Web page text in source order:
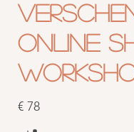
Online
€ 78